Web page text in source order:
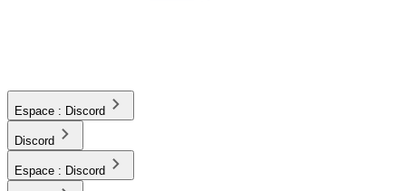
Espace : Discord
Discord
Espace : Discord